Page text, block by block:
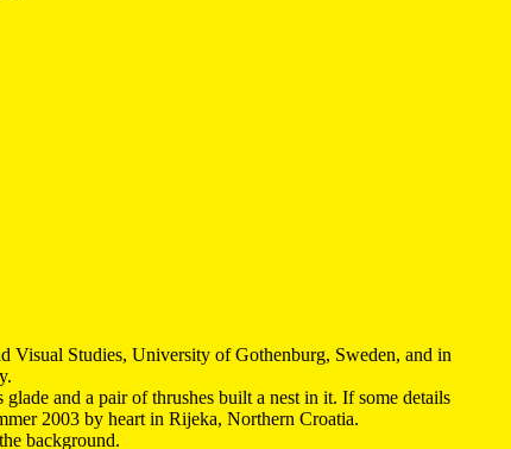
Visual Studies, University of Gothenburg, Sweden, and in
and a pair of thrushes built a nest in it. If some details
2003 by heart in Rijeka, Northern Croatia.
background.